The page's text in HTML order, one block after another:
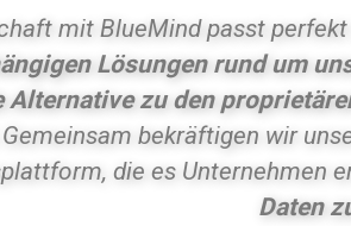
mit BlueMind passt
Lösungen rund um
Alternative zu den
Gemeinsam bekräftigen wir
die es Unternehmen
Daten